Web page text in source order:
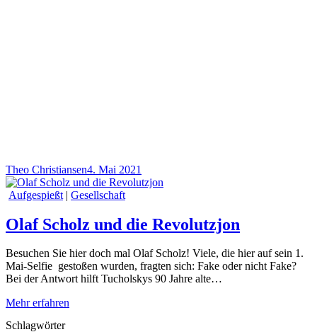
Theo Christiansen4. Mai 2021
Aufgespießt | Gesellschaft
Olaf Scholz und die Revolutzjon
Besuchen Sie hier doch mal Olaf Scholz! Viele, die hier auf sein 1.
Mai-Selfie gestoßen wurden, fragten sich: Fake oder nicht Fake?
Bei der Antwort hilft Tucholskys 90 Jahre alte…
Mehr erfahren
Schlagwörter